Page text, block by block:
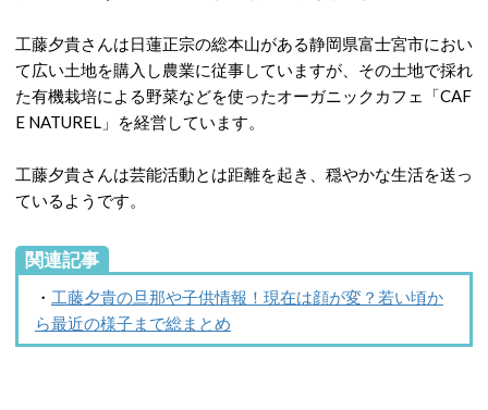
工藤夕貴さんは日蓮正宗の総本山がある静岡県富士宮市におい
て広い土地を購入し農業に従事していますが、その土地で採れ
た有機栽培による野菜などを使ったオーガニックカフェ「CAF
E NATUREL」を経営しています。
工藤夕貴さんは芸能活動とは距離を起き、穏やかな生活を送っ
ているようです。
関連記事
・ 工藤夕貴の旦那や子供情報！現在は顔が変？若い頃か
ら最近の様子まで総まとめ